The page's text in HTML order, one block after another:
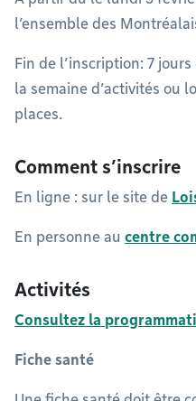
l’ensemble des
Fin de l’inscription: 7
la semaine d’activités ou
places.
Comment s’inscrire
En ligne : sur le site de
En personne au centre
Activités
Consultez la
Fiche santé